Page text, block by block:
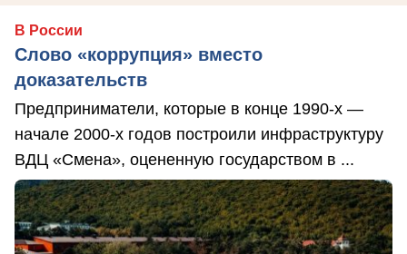
В России
Слово «коррупция» вместо
доказательств
Предприниматели, которые в конце 1990-х —
начале 2000-х годов построили инфраструктуру
ВДЦ «Смена», оцененную государством в ...